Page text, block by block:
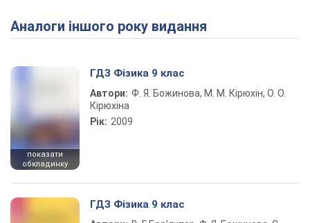
Play Video
Аналоги іншого року видання
показати
обкладинку
ГДЗ Фізика 9 клас
Автори: Ф. Я. Божинова, М. М. Кірюхін, О. О.
Кірюхіна
Рік: 2009
ГДЗ Фізика 9 клас